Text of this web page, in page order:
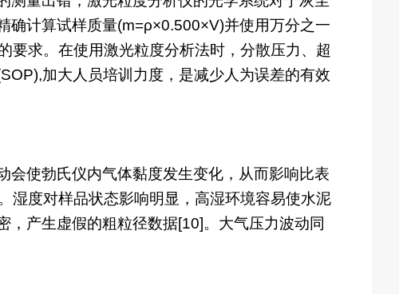
确计算试样质量(m=ρ×0.500×V)并使用万分之一
要求。在使用激光粒度分析法时，分散压力、超
加大人员培训力度，是减少人为误差的有效
会使勃氏仪内气体黏度发生变化，从而影响比表
度对样品状态影响明显，高湿环境容易使水泥
，产生虚假的粗粒径数据[10]。大气压力波动同